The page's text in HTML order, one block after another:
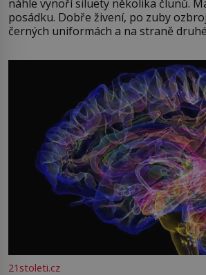
náhle vynoří siluety několika člunů.
posádku. Dobře živení, po zuby
černých uniformách a na straně
přízračná scéna znamená? Je jaro
světová válka se chýlí ke konci. Jezero
21stoleti.cz